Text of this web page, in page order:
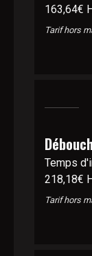
163,64€
Tarif hors
Temps
218,18€
Tarif hors